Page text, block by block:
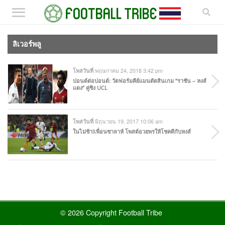
ลิเวอร์พลู
โพสวันที่ พฤษภาคม 24, 2018 3:42 pm
ปอนด์ต่อปอนด์: วัดฟอร์มคีย์แมนตัดสินเกม “ราชัน – หงส์
แดง” คู่ชิง UCL
โพสวันที่ มิถุนายน 19, 2017 10:06 am
ในไม่ช้า!เพื่อนซาลาห์ โพสต์อวยพรให้โชคดีกับหงส์
© 2026 Copyright Football Tribe